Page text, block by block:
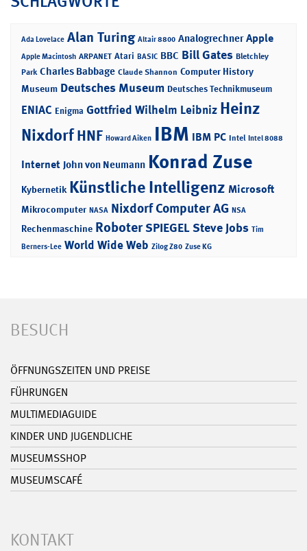
Ada Lovelace Alan Turing Altair 8800 Analogrechner Apple
Apple Macintosh ARPANET Atari BASIC BBC Bill Gates Bletchley
Park Charles Babbage Claude Shannon Computer History
Museum Deutsches Museum Deutsches Technikmuseum
ENIAC Enigma Gottfried Wilhelm Leibniz Heinz
NixdorfHNF Howard Aiken IBM IBM PC Intel Intel 8088
Internet John von Neumann Konrad Zuse
Kybernetik Künstliche Intelligenz Microsoft
Mikrocomputer NASA Nixdorf Computer AG NSA
Rechenmaschine RoboterSPIEGELSteve Jobs Tim
Berners-Lee World Wide Web Zilog Z80 Zuse KG
BESUCH
ÖFFNUNGSZEITEN UND PREISE
FÜHRUNGEN
MULTIMEDIAGUIDE
KINDER UND JUGENDLICHE
MUSEUMSSHOP
MUSEUMSCAFÉ
KONTAKT